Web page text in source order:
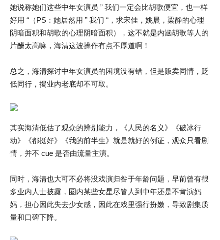
她说称她们这些中年女演员 ” 我们一定会比胡歌便宜，也一样
好用 “（PS：她居然用 ” 我们 “，求宋佳，姚晨，梁静的心理
阴暗面积和胡歌的心理阴暗面积），这不就是内涵胡歌等人的
片酬太高嘛，海清这波操作有点不厚道啊！
总之，海清探讨中年女演员的困境没有错，但是贩卖同情，贬
低同行，揭业内老底却不可取。
其实海清低估了观众的辨别能力，《人民的名义》《破冰行
动》《都挺好》《我的前半生》就是就好的例证，观众只看剧
情，并不 cue 是否由流量主演。
同时，海清也大可不必将没戏演归咎于年龄问题，早前曾有很
多业内人士披露，圈内某些女星尽管人到中年还是不肯演妈
妈，担心因此失去少女感，因此在戏里强行扮嫩，导致剧集质
量和口碑下降。